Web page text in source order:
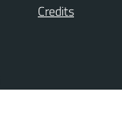
Credits